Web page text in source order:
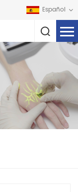
Español